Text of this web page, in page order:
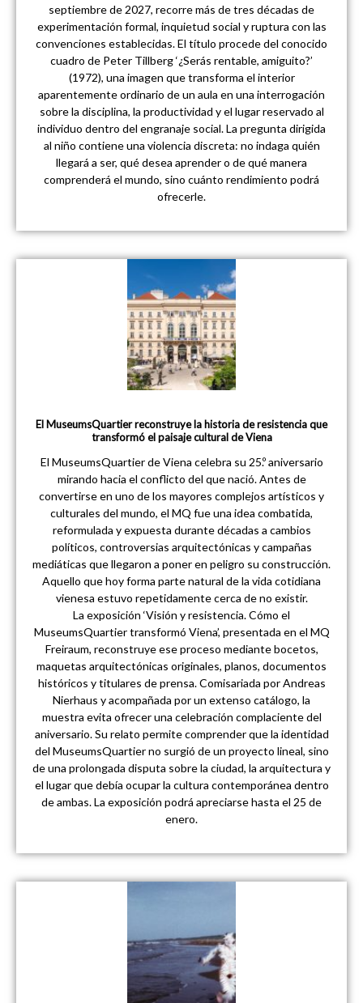
septiembre de 2027, recorre más de tres décadas de
experimentación formal, inquietud social y ruptura con las
convenciones establecidas. El título procede del conocido
cuadro de Peter Tillberg ‘¿Serás rentable, amiguito?’
(1972), una imagen que transforma el interior
aparentemente ordinario de un aula en una interrogación
sobre la disciplina, la productividad y el lugar reservado al
individuo dentro del engranaje social. La pregunta dirigida
al niño contiene una violencia discreta: no indaga quién
llegará a ser, qué desea aprender o de qué manera
comprenderá el mundo, sino cuánto rendimiento podrá
ofrecerle.
El MuseumsQuartier reconstruye la historia de resistencia que
transformó el paisaje cultural de Viena
El MuseumsQuartier de Viena celebra su 25.º aniversario
mirando hacia el conflicto del que nació. Antes de
convertirse en uno de los mayores complejos artísticos y
culturales del mundo, el MQ fue una idea combatida,
reformulada y expuesta durante décadas a cambios
políticos, controversias arquitectónicas y campañas
mediáticas que llegaron a poner en peligro su construcción.
Aquello que hoy forma parte natural de la vida cotidiana
vienesa estuvo repetidamente cerca de no existir.
La exposición ‘Visión y resistencia. Cómo el
MuseumsQuartier transformó Viena’, presentada en el MQ
Freiraum, reconstruye ese proceso mediante bocetos,
maquetas arquitectónicas originales, planos, documentos
históricos y titulares de prensa. Comisariada por Andreas
Nierhaus y acompañada por un extenso catálogo, la
muestra evita ofrecer una celebración complaciente del
aniversario. Su relato permite comprender que la identidad
del MuseumsQuartier no surgió de un proyecto lineal, sino
de una prolongada disputa sobre la ciudad, la arquitectura y
el lugar que debía ocupar la cultura contemporánea dentro
de ambas. La exposición podrá apreciarse hasta el 25 de
enero.